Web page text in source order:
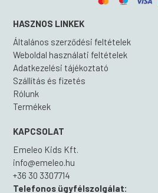
HASZNOS LINKEK
Általános szerződési feltételek
Weboldal használati feltételek
Adatkezelési tájékoztató
Szállítás és fizetés
Rólunk
Termékek
KAPCSOLAT
Emeleo Kids Kft.
info@emeleo.hu
+36 30 3307714
Telefonos ügyfélszolgálat: